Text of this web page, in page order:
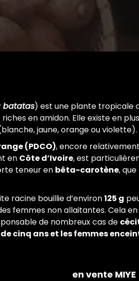
batatas) est une plante tropicale
en amidon. Elle existe en
jaune, orange ou violette).
(PDCO), encore
en Côte d’Ivoire, est
teneur en bêta-carotène,
racine bouillie d’environ125 g
femmes non allaitantes. Cela
de nombreux cas de
cinq ans et les femmes
en vente MIYE